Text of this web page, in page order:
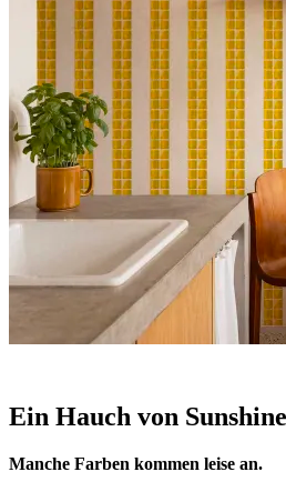
Ein Hauch von Sunshine
Manche Farben kommen leise an.